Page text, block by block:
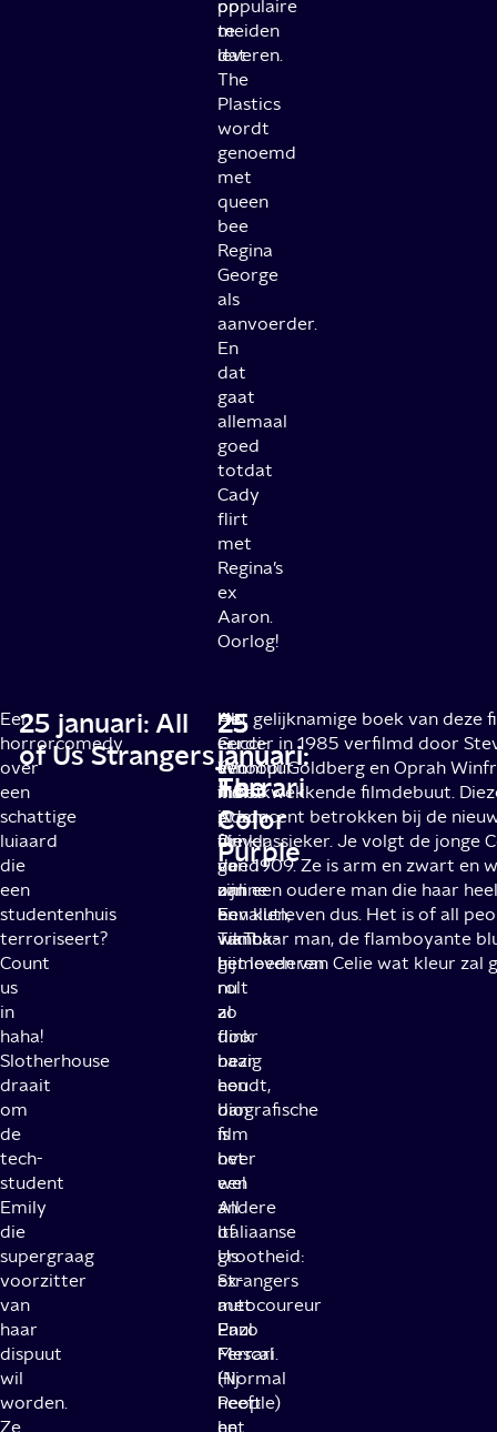
populaire
meiden
dat
The
Plastics
wordt
genoemd
met
queen
bee
Regina
George
als
aanvoerder.
En
dat
gaat
allemaal
goed
totdat
Cady
flirt
met
Regina’s
ex
Aaron.
Oorlog!
op
te
leveren.
Een
horrorcomedy
over
een
schattige
luiaard
die
een
studentenhuis
terroriseert?
Count
us
in
haha!
Slotherhouse
draait
om
de
tech-
student
Emily
die
supergraag
voorzitter
van
haar
dispuut
wil
worden.
Ze
25 januari: All
of Us Strangers
Als
er
éen
film
is
die
de
online
en
TikTok-
gemoederen
nu
al
flink
bezig
houdt,
dan
is
het
wel
All
of
Us
Strangers
met
Paul
Mescal
(Normal
People)
en
25
januari:
Ferrari
Het
Gucci-
avontuur
moet
Adam
Driver
goed
zijn
bevallen,
want
hij
rolt
zo
door
naar
een
biografische
film
over
een
andere
Italiaanse
grootheid:
ex-
autocoureur
Enzo
Ferrari.
Hij
heeft
het
25
januari:
The
Color
Purple
Het gelijknamige boek van deze
eerder in 1985 verfilmd door
Whoopi Goldberg en Oprah
indrukwekkende filmdebuut.
producent betrokken bij de
filmklassieker. Je volgt de jonge
van 1909. Ze is arm en zwart en
aan een oudere man die haar
Een kutleven dus. Het is of all
van haar man, de flamboyante
het leven van Celie wat kleur zal